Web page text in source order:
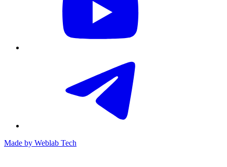
Made by Weblab Tech